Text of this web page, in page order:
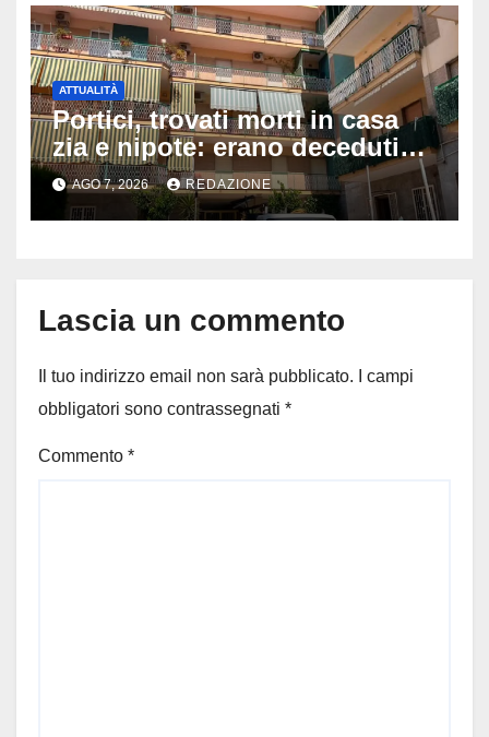
ATTUALITÀ
Portici, trovati morti in casa
zia e nipote: erano deceduti
da giorni, il caldo tra le ipotesi
al vaglio
AGO 7, 2026 REDAZIONE
Lascia un commento
Il tuo indirizzo email non sarà pubblicato.
I campi
obbligatori sono contrassegnati *
Commento *